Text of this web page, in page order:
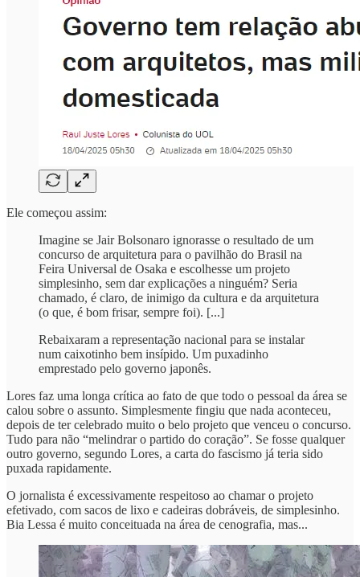
Ele começou assim:
Imagine se Jair Bolsonaro ignorasse o resultado de um
concurso de arquitetura para o pavilhão do Brasil na
Feira Universal de Osaka e escolhesse um projeto
simplesinho, sem dar explicações a ninguém? Seria
chamado, é claro, de inimigo da cultura e da arquitetura
(o que, é bom frisar, sempre foi). [...]
Rebaixaram a representação nacional para se instalar
num caixotinho bem insípido. Um puxadinho
emprestado pelo governo japonês.
Lores faz uma longa crítica ao fato de que todo o pessoal da área se
calou sobre o assunto. Simplesmente fingiu que nada aconteceu,
depois de ter celebrado muito o belo projeto que venceu o concurso.
Tudo para não “melindrar o partido do coração”. Se fosse qualquer
outro governo, segundo Lores, a carta do fascismo já teria sido
puxada rapidamente.
O jornalista é excessivamente respeitoso ao chamar o projeto
efetivado, com sacos de lixo e cadeiras dobráveis, de simplesinho.
Bia Lessa é muito conceituada na área de cenografia, mas...